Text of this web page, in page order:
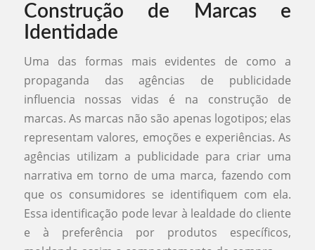
Construção de Marcas e
Identidade
Uma das formas mais evidentes de como a
propaganda das agências de publicidade
influencia nossas vidas é na construção de
marcas. As marcas não são apenas logotipos; elas
representam valores, emoções e experiências. As
agências utilizam a publicidade para criar uma
narrativa em torno de uma marca, fazendo com
que os consumidores se identifiquem com ela.
Essa identificação pode levar à lealdade do cliente
e à preferência por produtos específicos,